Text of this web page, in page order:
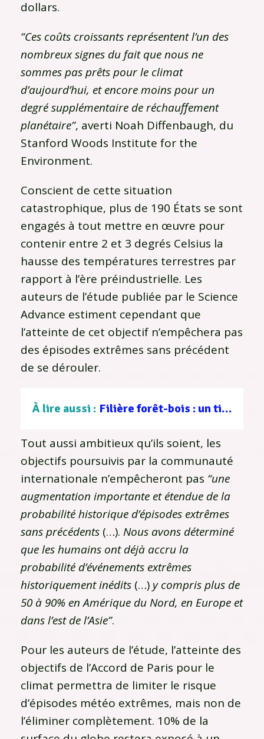
dollars.
“Ces coûts croissants représentent l’un des
nombreux signes du fait que nous ne
sommes pas prêts pour le climat
d’aujourd’hui, et encore moins pour un
degré supplémentaire de réchauffement
planétaire”, averti Noah Diffenbaugh, du
Stanford Woods Institute for the
Environment.
Conscient de cette situation
catastrophique, plus de 190 États se sont
engagés à tout mettre en œuvre pour
contenir entre 2 et 3 degrés Celsius la
hausse des températures terrestres par
rapport à l’ère préindustrielle. Les
auteurs de l’étude publiée par le Science
Advance estiment cependant que
l’atteinte de cet objectif n’empêchera pas
des épisodes extrêmes sans précédent
de se dérouler.
À lire aussi : Filière forêt-bois : un tissu d’entreprises au service d’une gestion durable
Tout aussi ambitieux qu’ils soient, les
objectifs poursuivis par la communauté
internationale n’empêcheront pas “une
augmentation importante et étendue de la
probabilité historique d’épisodes extrêmes
sans précédents (…). Nous avons déterminé
que les humains ont déjà accru la
probabilité d’événements extrêmes
historiquement inédits (…) y compris plus de
50 à 90% en Amérique du Nord, en Europe et
dans l’est de l’Asie”.
Pour les auteurs de l’étude, l’atteinte des
objectifs de l’Accord de Paris pour le
climat permettra de limiter le risque
d’épisodes météo extrêmes, mais non de
l’éliminer complètement. 10% de la